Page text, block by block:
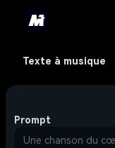
Texte à musique
Prompt